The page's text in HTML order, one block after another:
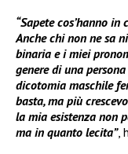
“Sapete cos’hanno
Anche chi non ne sa
binaria e i miei
genere di una
dicotomia maschile
basta, ma più
la mia esistenza non
ma in quanto lecita”,